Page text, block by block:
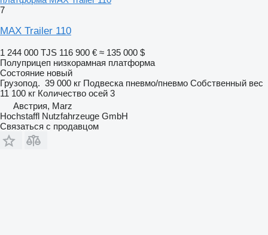
7
MAX Trailer 110
1 244 000 TJS 116 900 € ≈ 135 000 $
Полуприцеп низкорамная платформа
Состояние новый
Грузопод. 39 000 кг Подвеска пневмо/пневмо Собственный вес
11 100 кг Количество осей 3
Австрия, Marz
Hochstaffl Nutzfahrzeuge GmbH
Связаться с продавцом